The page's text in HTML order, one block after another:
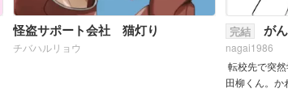
怪盗サポート会社 猫灯り
チバハルリョウ
完結 が
nagai1986
転校先で突
田柳くん。か